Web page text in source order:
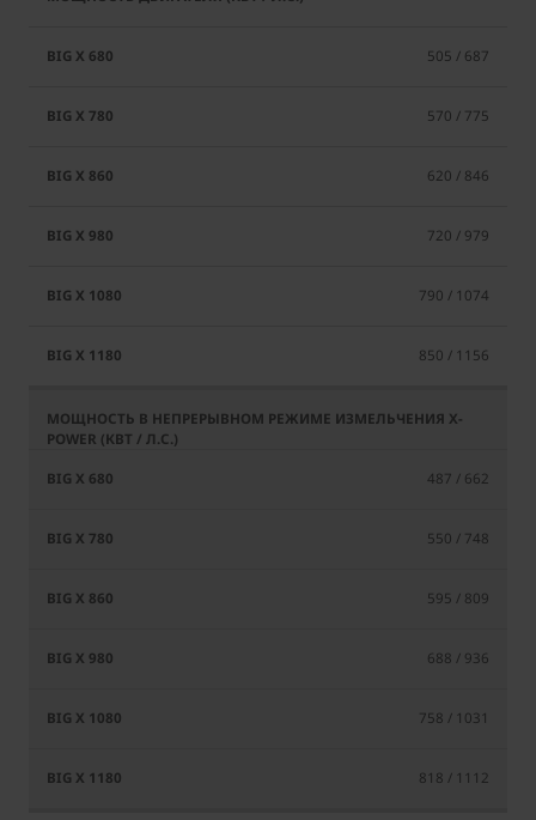
505 / 687
570 / 775
620 / 846
720 / 979
790 / 1074
850 / 1156
487 / 662
550 / 748
595 / 809
688 / 936
758 / 1031
818 / 1112